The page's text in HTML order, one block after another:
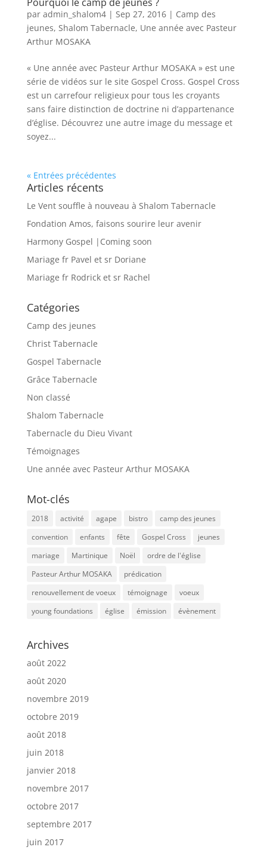
par admin_shalom4| Sep 27, 2016| Camp des
jeunes, Shalom Tabernacle, Une année avec Pasteur
Arthur MOSAKA
« Une année avec Pasteur Arthur MOSAKA » est une
série de vidéos sur le site Gospel Cross. Gospel Cross
est un carrefour religieux pour tous les croyants
sans faire distinction de doctrine ni d’appartenance
d’église. Découvrez une autre image du message et
soyez...
« Entrées précédentes
Articles récents
Le Vent souffle à nouveau à Shalom Tabernacle
Fondation Amos, faisons sourire leur avenir
Harmony Gospel |Coming soon
Mariage fr Pavel et sr Doriane
Mariage fr Rodrick et sr Rachel
Catégories
Camp des jeunes
Christ Tabernacle
Gospel Tabernacle
Grâce Tabernacle
Non classé
Shalom Tabernacle
Tabernacle du Dieu Vivant
Témoignages
Une année avec Pasteur Arthur MOSAKA
Mot-clés
2018 activité agape bistro
camp des jeunes
convention
enfants fête Gospel Cross
jeunes
mariage
Martinique Noël
ordre de l'église
Pasteur Arthur MOSAKA
prédication
renouvellement de voeux
témoignage
voeux
young foundations
église émission évènement
Archives
août 2022
août 2020
novembre 2019
octobre 2019
août 2018
juin 2018
janvier 2018
novembre 2017
octobre 2017
septembre 2017
juin 2017